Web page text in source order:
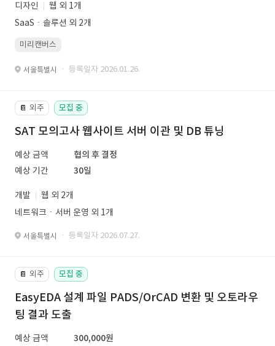
디자인
웹 외 1개
SaaSㆍ솔루션 외 2개
미리캔버스
서울특별시 · 등록일자 2026.01.26.
📔 외주 모집 중
SAT 모의고사 웹사이트 서버 이관 및 DB 튜닝
예상 금액
협의 후 결정
예상 기간
30일
개발
웹 외 2개
네트워크ㆍ서버 운영 외 1개
서울특별시 · 등록일자 2026.07.27.
📔 외주 모집 중
EasyEDA 설계 파일 PADS/OrCAD 변환 및 오토라우
팅 결과 도출
예상 금액
300,000원